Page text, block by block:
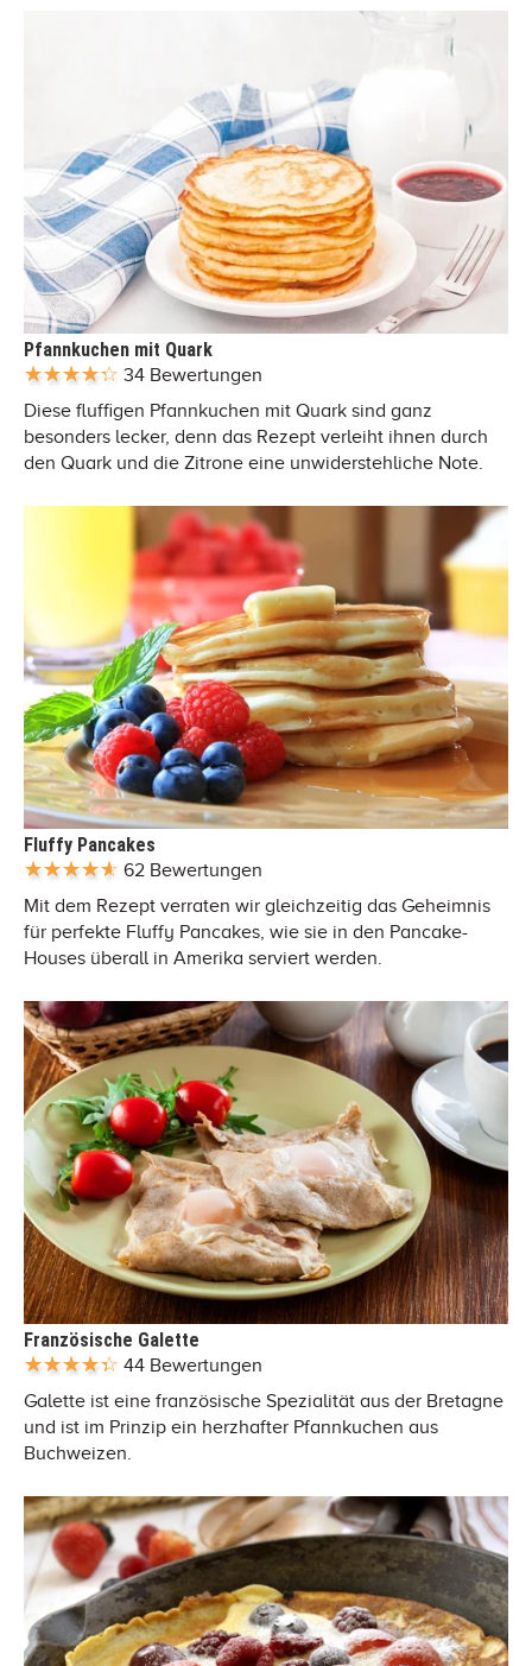
Pfannkuchen mit Quark
34 Bewertungen
Diese fluffigen Pfannkuchen mit Quark sind ganz
besonders lecker, denn das Rezept verleiht ihnen durch
den Quark und die Zitrone eine unwiderstehliche Note.
Fluffy Pancakes
62 Bewertungen
Mit dem Rezept verraten wir gleichzeitig das Geheimnis
für perfekte Fluffy Pancakes, wie sie in den Pancake-
Houses überall in Amerika serviert werden.
Französische Galette
44 Bewertungen
Galette ist eine französische Spezialität aus der Bretagne
und ist im Prinzip ein herzhafter Pfannkuchen aus
Buchweizen.